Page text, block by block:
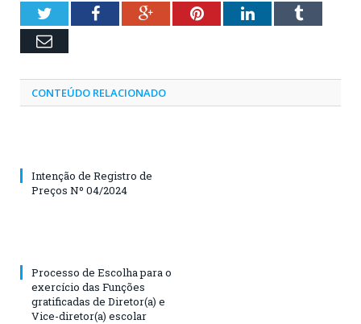
TwitterFacebookGoogle+PinterestLinkedInTumblr
Email
CONTEÚDO RELACIONADO
Intenção de Registro de
Preços Nº 04/2024
Processo de Escolha para o
exercício das Funções
gratificadas de Diretor(a) e
Vice-diretor(a) escolar